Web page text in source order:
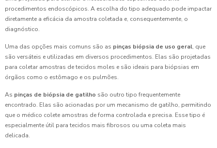
procedimentos endoscópicos. A escolha do tipo adequado pode impactar
diretamente a eficácia da amostra coletada e, consequentemente, o
diagnóstico.
Uma das opções mais comuns são as pinças biópsia de uso geral, que
são versáteis e utilizadas em diversos procedimentos. Elas são projetadas
para coletar amostras de tecidos moles e são ideais para biópsias em
órgãos como o estômago e os pulmões.
As pinças de biópsia de gatilho são outro tipo frequentemente
encontrado. Elas são acionadas por um mecanismo de gatilho, permitindo
que o médico colete amostras de forma controlada e precisa. Esse tipo é
especialmente útil para tecidos mais fibrosos ou uma coleta mais
delicada.